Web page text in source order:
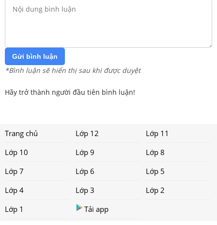
Gửi bình luận
*Bình luận sẽ hiển thị sau khi được duyệt
Hãy trở thành người đầu tiên bình luận!
Trang chủ Lớp 12
Lớp 11
Lớp 10
Lớp 9
Lớp 8
Lớp 7
Lớp 6
Lớp 5
Lớp 4
Lớp 3
Lớp 2
Lớp 1
Tải app